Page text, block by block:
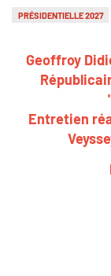
PRÉSIDENTIELLE 2027
Geoffroy
Entretien